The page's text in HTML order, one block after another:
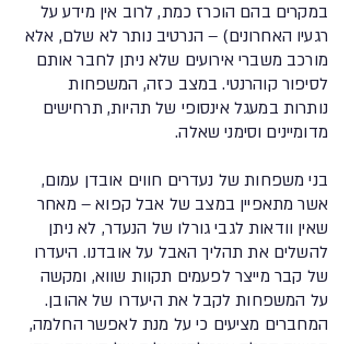
במקרים בהם הוכרז כמת, לרוב אין מידע על
רגעיו האחרונים) – הנרטיב נותר לא שלם, אלא
מורכב משברי אירועים שלא ניתן לחבר אותם
לסיפור קוהרנטי. במצב כזה, המשפחות
נותרות במעגל אינסופי של תהיות, תרחישים
מדומיינים וסימני שאלה.
בני משפחות של נעדרים חווים אובדן עמום,
אשר מתאפיין במצב של אבל קפוא – מאחר
שאין וודאות לגבי גורלו של הנעדר, לא ניתן
להשלים את תהליך האבל על אובדנו. היעדרו
של קבר מייצר לפעמים תקוות שווא, ומקשה
על המשפחות לקבל את היעדרו של אהובן.
המחברים מציעים כי על מנת לאפשר החלמה,